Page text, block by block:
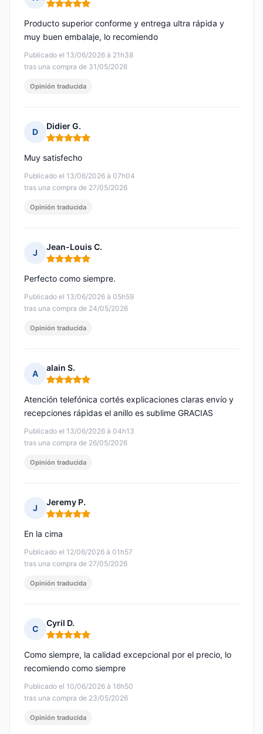
Nota: 5 de 5
Publicado el 13/06/2026 à 21h38
tras una compra de 31/05/2026
Producto superior conforme y entrega ultra rápida y
muy buen embalaje, lo recomiendo
Opinión traducida
D
Didier G.
Nota: 5 de 5
Publicado el 13/06/2026 à 07h04
tras una compra de 27/05/2026
Muy satisfecho
Opinión traducida
J
Jean-Louis C.
Nota: 5 de 5
Publicado el 13/06/2026 à 05h59
tras una compra de 24/05/2026
Perfecto como siempre.
Opinión traducida
A
alain S.
Nota: 5 de 5
Publicado el 13/06/2026 à 04h13
tras una compra de 26/05/2026
Atención telefónica cortés explicaciones claras envío y
recepciones rápidas el anillo es sublime GRACIAS
Opinión traducida
J
Jeremy P.
Nota: 5 de 5
Publicado el 12/06/2026 à 01h57
tras una compra de 27/05/2026
En la cima
Opinión traducida
C
Cyril D.
Nota: 5 de 5
Publicado el 10/06/2026 à 16h50
tras una compra de 23/05/2026
Como siempre, la calidad excepcional por el precio, lo
recomiendo como siempre
Opinión traducida